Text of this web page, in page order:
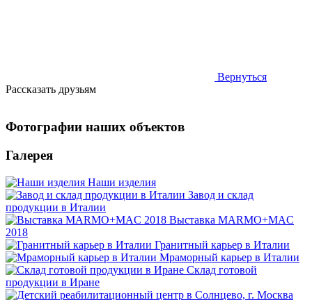
Вернуться
Рассказать друзьям
Фотографии наших объектов
Галерея
Наши изделия
Завод и склад
продукции в Италии
Выставка MARMO+MAC
2018
Гранитный карьер в Италии
Мраморный карьер в Италии
Склад готовой
продукции в Иране